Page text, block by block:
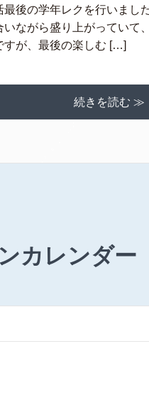
後の学年レクを行いまし
ながら盛り上がっていて
すが、最後の楽しむ […]
続きを読む ≫
カレンダー